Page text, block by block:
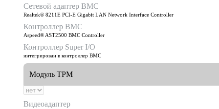
Сетевой адаптер BMC
Realtek® 8211E PCI-E Gigabit LAN Network Interface Controller
Контроллер BMC
Aspeed® AST2500 BMC Controller
Контроллер Super I/O
интегрирован в контроллер BMC
Модуль TPM
Видеоадаптер